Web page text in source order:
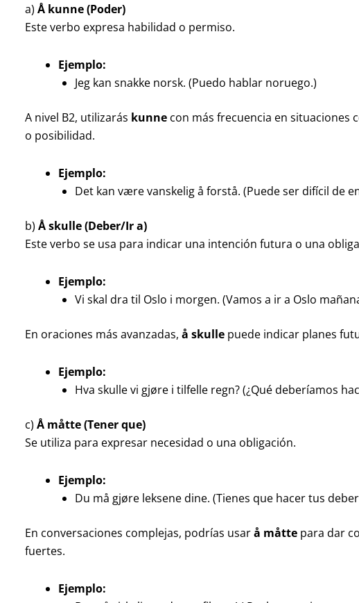
a) Å kunne (Poder)
Este verbo expresa habilidad o permiso.
Ejemplo:
Jeg kan snakke norsk. (Puedo hablar noruego.)
A nivel B2, utilizarás kunnecon más frecuencia en situaciones
o posibilidad.
Ejemplo:
Det kan være vanskelig å forstå. (Puede ser difícil de
b) Å skulle (Deber/Ir a)
Este verbo se usa para indicar una intención futura o una
Ejemplo:
Vi skal dra til Oslo i morgen. (Vamos a ir a Oslo
En oraciones más avanzadas, å skullepuede indicar planes
Ejemplo:
Hva skulle vi gjøre i tilfelle regn? (¿Qué deberíamos
c) Å måtte (Tener que)
Se utiliza para expresar necesidad o una obligación.
Ejemplo:
Du må gjøre leksene dine. (Tienes que hacer tus
En conversaciones complejas, podrías usarå måttepara dar
fuertes.
Ejemplo: